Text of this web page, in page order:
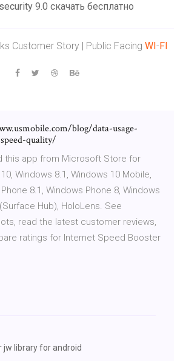
9.0 скачать бесплатно
Customer Story | Public Facing WI - FI
blog/data-usage-
quality/
this app from Microsoft Store for
Windows 8.1, Windows 10 Mobile,
8.1, Windows Phone 8, Windows
Hub), HoloLens. See
read the latest customer reviews,
ratings for Internet Speed Booster
jw library for android